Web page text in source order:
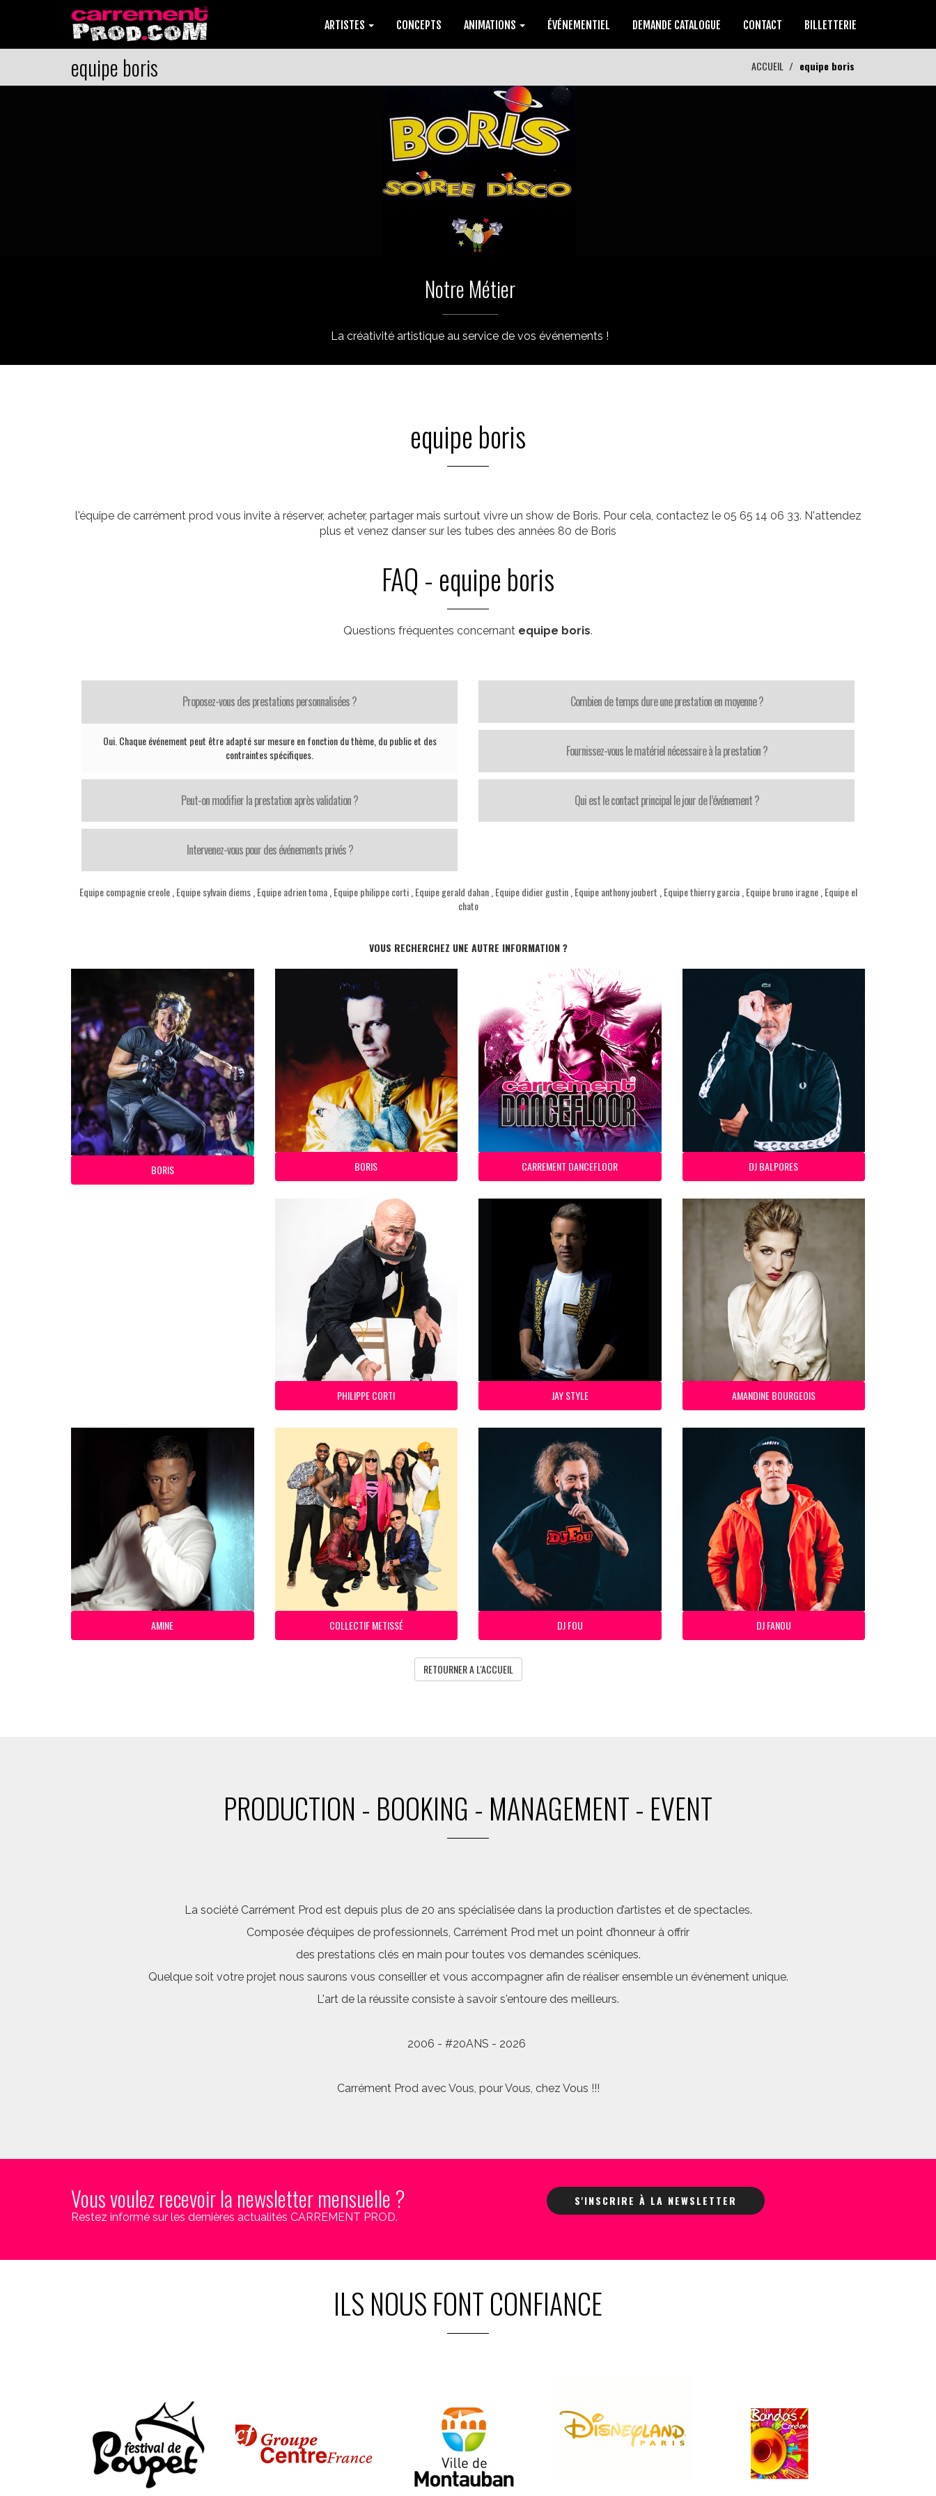
ARTISTES CONCEPTS ANIMATIONS ÉVÉNEMENTIEL DEMANDE CATALOGUE CONTACT BILLETTERIE
equipe boris ACCUEIL equipe boris
Notre Métier
La créativité artistique au service de vos événements !
equipe boris
l'équipe de carrément prod vous invite à réserver, acheter, partager mais surtout vivre un show de Boris. Pour cela, contactez le 05 65 14 06 33. N'attendez
plus et venez danser sur les tubes des années 80 de Boris
FAQ - equipe boris
Questions fréquentes concernant equipe boris.
Proposez-vous des prestations personnalisées ?
Oui. Chaque événement peut être adapté sur mesure en fonction du thème, du public et des
contraintes spécifiques.
Peut-on modifier la prestation après validation ?
Intervenez-vous pour des événements privés ?
Combien de temps dure une prestation en moyenne ?
Fournissez-vous le matériel nécessaire à la prestation ?
Qui est le contact principal le jour de l’événement ?
Equipe compagnie creole, Equipe sylvain diems, Equipe adrien toma, Equipe philippe corti, Equipe gerald dahan, Equipe didier gustin, Equipe anthony joubert Equipe thierry garcia, Equipe bruno iragne, Equipe el
chato
VOUS RECHERCHEZ UNE AUTRE INFORMATION ?
BORIS BORIS CARREMENT DANCEFLOOR DJ BALPORES
PHILIPPE CORTI JAY STYLE AMANDINE BOURGEOIS
AMINE COLLECTIF METISSÉ DJ FOU DJ FANOU
RETOURNER A L'ACCUEIL
PRODUCTION - BOOKING - MANAGEMENT - EVENT
La société Carrément Prod est depuis plus de 20 ans spécialisée dans la production d’artistes et de spectacles.
Composée d’équipes de professionnels, Carrément Prod met un point d’honneur à offrir
des prestations clés en main pour toutes vos demandes scéniques.
Quelque soit votre projet nous saurons vous conseiller et vous accompagner afin de réaliser ensemble un évènement unique.
L'art de la réussite consiste à savoir s'entoure des meilleurs.
2006 - #20ANS - 2026
Carrément Prod avec Vous, pour Vous, chez Vous !!!
Vous voulez recevoir la newsletter mensuelle ?
Restez informé sur les dernières actualités CARREMENT PROD.
S'INSCRIRE À LA NEWSLETTER
ILS NOUS FONT CONFIANCE